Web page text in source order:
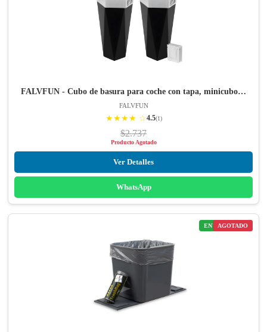
FALVFUN - Cubo de basura para coche con tapa, minicubo…
FALVFUN
★★★★ ☆4.5(1)
$2.737
Producto Agotado
Ver Detalles
WhatsApp
ENVÍO GRATIS
AGOTADO